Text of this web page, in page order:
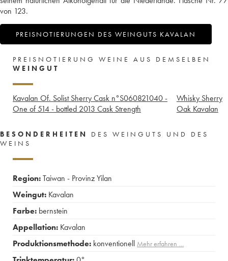
von 123.
PREISNOTIERUNGEN DES WEINGUTS KAVALAN
PREISNOTIERUNG WEINE AUS DEMSELBEN
WEINGUT
Kavalan Of. Solist Sherry Cask n°S060821040 -
One of 514 - bottled 2013 Cask Strength
Whisky Sherry
Oak Kavalan
BESONDERHEITEN
DES WEINGUTS UND DES
WEINS
Region:Taiwan - Provinz Yilan
Weingut: Kavalan
Farbe: bernstein
Appellation: Kavalan
Produktionsmethode: konventionell Mehr erfahren …